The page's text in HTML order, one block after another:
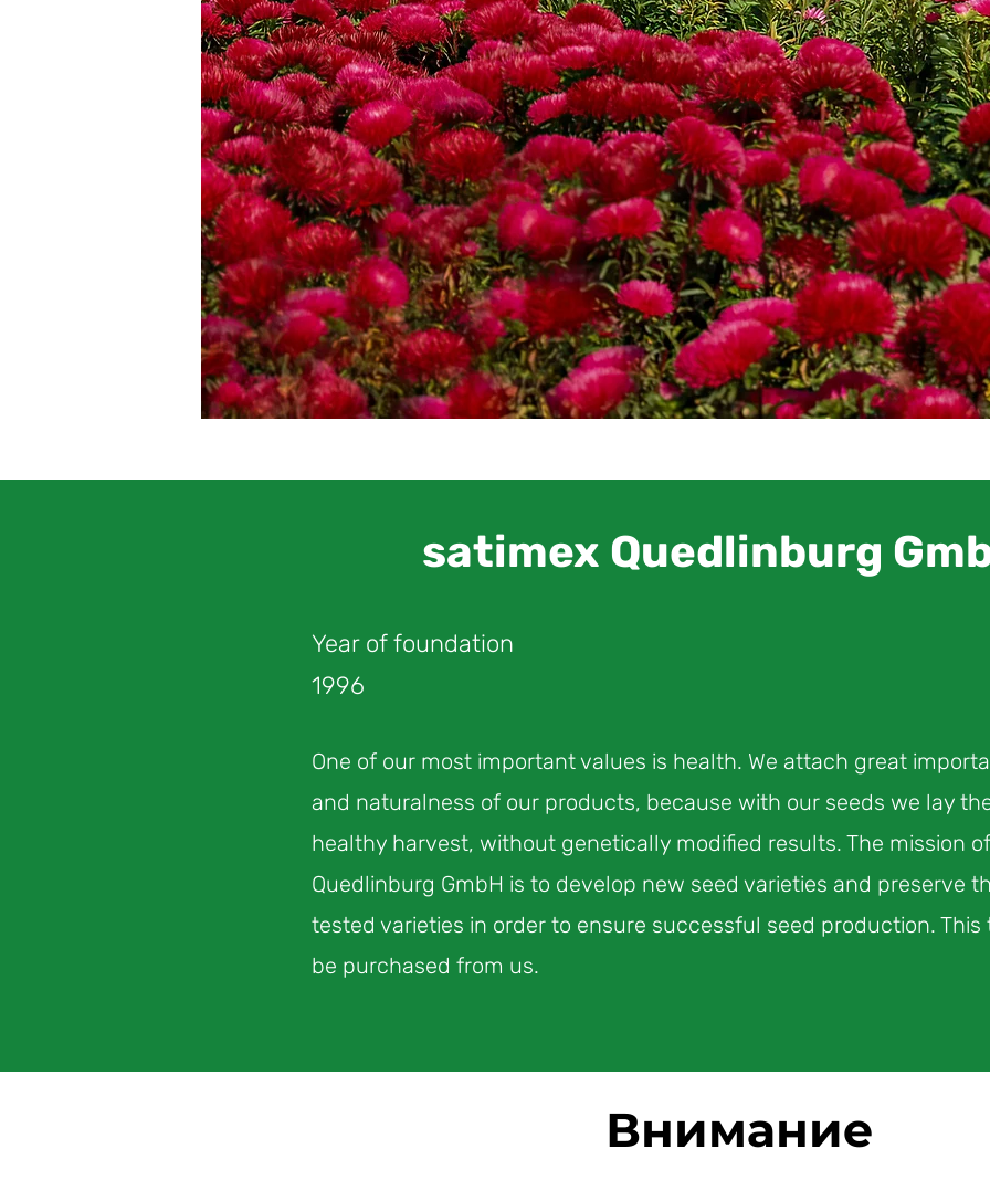
satimex Quedlinburg
Year of foundation
1996
One of our most important values is health. We attach great
and naturalness of our products, because with our seeds we lay
healthy harvest, without genetically modified results. The mission
Quedlinburg GmbH is to develop new seed varieties and preserve
tested varieties in order to ensure successful seed production.
be purchased from us.
Внимание